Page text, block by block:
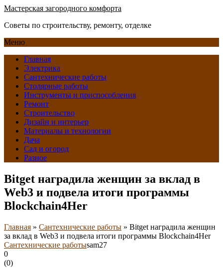
Мастерская загородного комфорта
Советы по строительству, ремонту, отделке
Меню
Главная
Электрика
Сантехнические работы
Столярные работы
Инструменты и приспособления
Ремонт
Строительство
Дизайн и интерьер
Материалы и технологии
Дача
Сад и огород
Разное
Bitget наградила женщин за вклад в
Web3 и подвела итоги программы
Blockchain4Her
Главная » Сантехнические работы » Bitget наградила женщин
за вклад в Web3 и подвела итоги программы Blockchain4Her
Сантехнические работыsam27
0
(0)